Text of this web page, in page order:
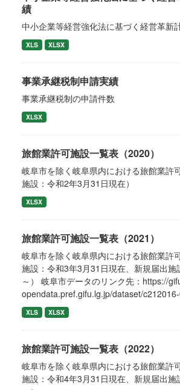
績
中小企業等経営強化法に基づく経営革新
XLS XLSX
事業承継税制申請実績
事業承継税制の申請件数
XLSX
旅館業許可施設一覧表（2020）
岐阜市を除く岐阜県内における旅館業許
施設：令和2年3月31日現在）
XLSX
旅館業許可施設一覧表（2021）
岐阜市を除く岐阜県内における旅館業許
施設：令和3年3月31日現在、新規届出施
～） 岐阜市データのリンク先：https://
opendata.pref.gifu.lg.jp/dataset/
XLS XLSX
旅館業許可施設一覧表（2022）
岐阜市を除く岐阜県内における旅館業許
施設：令和4年3月31日現在、新規届出施